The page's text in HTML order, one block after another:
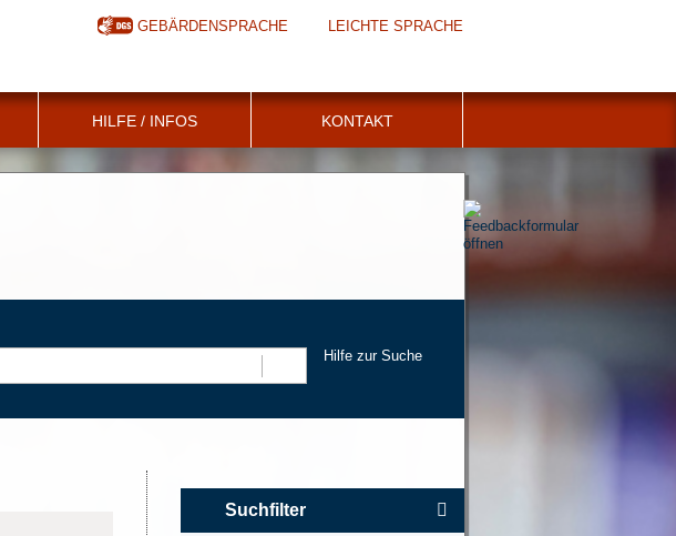
GEBÄRDENSPRACHE LEICHTE SPRACHE
HILFE / INFOS KONTAKT
Hilfe zur Suche
Suchfilter